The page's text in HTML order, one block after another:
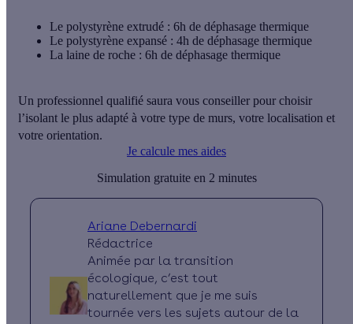
Le polystyrène extrudé : 6h de déphasage thermique
Le polystyrène expansé : 4h de déphasage thermique
La laine de roche : 6h de déphasage thermique
Un professionnel qualifié saura vous conseiller pour choisir
l’isolant le plus adapté à votre type de murs, votre localisation et
votre orientation.
Je calcule mes aides
Simulation gratuite en 2 minutes
Ariane Debernardi
Rédactrice
Animée par la transition
écologique, c’est tout
naturellement que je me suis
tournée vers les sujets autour de la